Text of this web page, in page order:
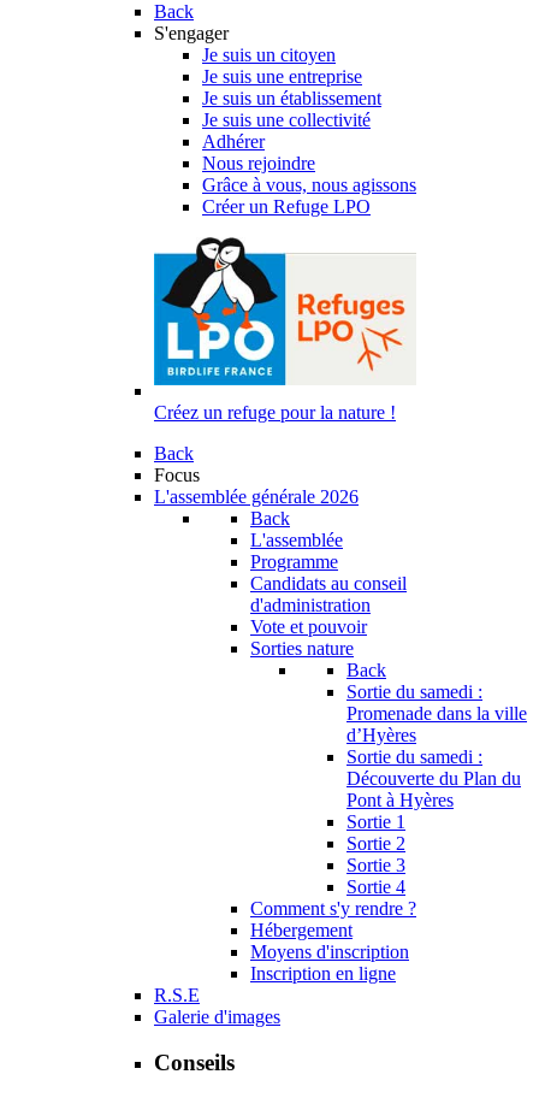
Back
S'engager
Je suis un citoyen
Je suis une entreprise
Je suis un établissement
Je suis une collectivité
Adhérer
Nous rejoindre
Grâce à vous, nous agissons
Créer un Refuge LPO
Créez un refuge pour la nature !
Back
Focus
L'assemblée générale 2026
Back
L'assemblée
Programme
Candidats au conseil
d'administration
Vote et pouvoir
Sorties nature
Back
Sortie du samedi :
Promenade dans la ville
d’Hyères
Sortie du samedi :
Découverte du Plan du
Pont à Hyères
Sortie 1
Sortie 2
Sortie 3
Sortie 4
Comment s'y rendre ?
Hébergement
Moyens d'inscription
Inscription en ligne
R.S.E
Galerie d'images
Conseils